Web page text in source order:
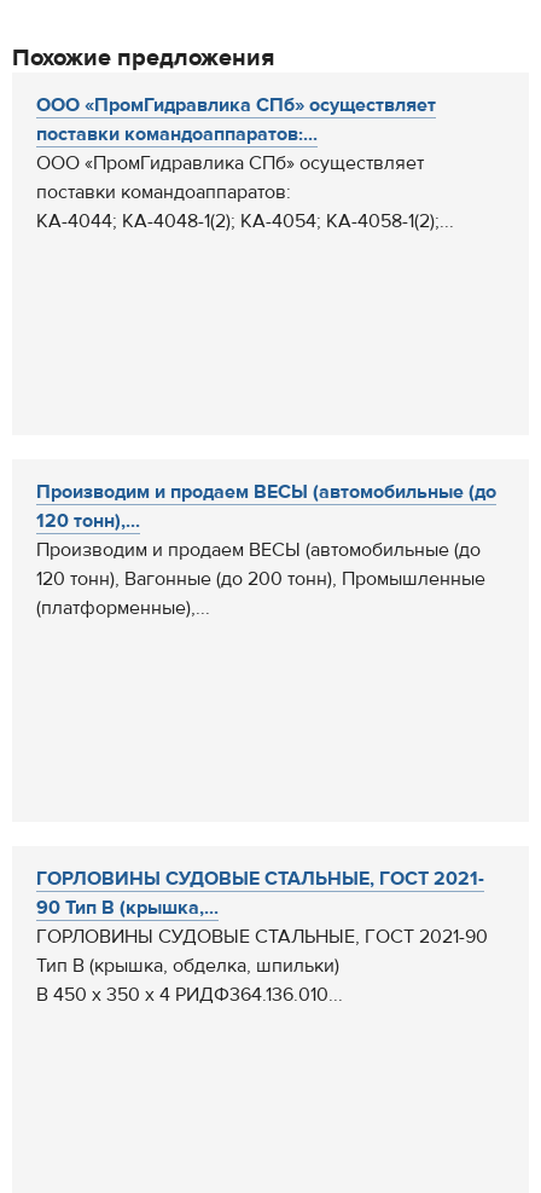
Похожие предложения
ООО «ПромГидравлика СПб» осуществляет
поставки командоаппаратов:...
ООО «ПромГидравлика СПб» осуществляет
поставки командоаппаратов:
КА-4044; КА-4048-1(2); КА-4054; КА-4058-1(2);...
Производим и продаем ВЕСЫ (автомобильные (до
120 тонн),...
Производим и продаем ВЕСЫ (автомобильные (до
120 тонн), Вагонные (до 200 тонн), Промышленные
(платформенные),...
ГОРЛОВИНЫ СУДОВЫЕ СТАЛЬНЫЕ, ГОСТ 2021-
90 Тип В (крышка,...
ГОРЛОВИНЫ СУДОВЫЕ СТАЛЬНЫЕ, ГОСТ 2021-90
Тип В (крышка, обделка, шпильки)
В 450 х 350 х 4 РИДФ364.136.010...